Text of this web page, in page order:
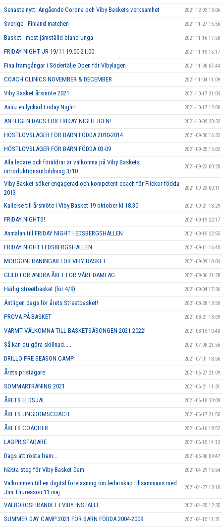
Senaste nytt: Angående Corona och Viby Baskets verksamhet 2021-12-03 13:06
Sverige - Finland matchen 2021-11-27 15:56
Basket - mest jämställd bland unga 2021-11-16 17:50
FRIDAY NIGHT JR 19/11 19.00-21.00 2021-11-15 15:17
Fina framgångar i Södertälje Open för Vibylagen 2021-11-08 07:44
COACH CLINICS NOVEMBER & DECEMBER 2021-11-04 11:09
Viby Basket årsmöte 2021 2021-10-17 21:04
Ännu en lyckad Friday Night! 2021-10-17 12:00
ÄNTLIGEN DAGS FÖR FRIDAY NIGHT IGEN! 2021-10-09 20:32
HÖSTLOVSLÄGER FÖR BARN FÖDDA 2010-2014 2021-09-30 16:32
HÖSTLOVSLÄGER FÖR BARN FÖDDA 03-09 2021-09-25 15:02
Alla ledare och föräldrar är välkomna på Viby Baskets
introduktionsutbildning 3/10
2021-09-23 00:20
Viby Basket söker engagerad och kompetent coach för Flickor födda
2013
2021-09-23 00:11
Kallelse till årsmöte i Viby Basket 19 oktober kl 18.30 2021-09-21 13:29
FRIDAY NIGHTS! 2021-09-19 22:17
Anmälan till FRIDAY NIGHT I EDSBERGSHALLEN 2021-09-15 22:55
FRIDAY NIGHT I EDSBERGSHALLEN 2021-09-11 16:40
MORGONTRÄNINGAR FÖR VIBY BASKET 2021-09-09 10:04
GULD FÖR ANDRA ÅRET FÖR VÅRT DAMLAG 2021-09-06 21:28
Härlig streetbasket (lör 4/9) 2021-09-04 17:36
Äntligen dags för årets Streetbasket! 2021-08-28 13:50
PROVA PÅ BASKET 2021-08-21 13:09
VARMT VÄLKOMNA TILL BASKETSÄSONGEN 2021-2022! 2021-08-15 10:40
Så kan du göra skillnad..... 2021-07-08 21:56
DRILLO PRE SEASON CAMP 2021-07-01 18:56
Årets pristagare 2021-06-27 21:09
SOMMARTRÄNING 2021 2021-06-21 11:31
ÅRETS ELDSJÄL 2021-06-18 20:09
ÅRETS UNGDOMSCOACH 2021-06-17 21:50
ÅRETS COACHER 2021-06-16 18:52
LAGPRISTAGARE 2021-06-15 14:13
Dags att rösta fram... 2021-05-06 09:47
Nästa steg för Viby Basket Dam 2021-04-29 16:54
Välkommen till en digital föreläsning om ledarskap tillsammans med
Jim Thuresson 11 maj
2021-04-27 13:10
VALBORGSFIRANDET I VIBY INSTÄLLT 2021-04-25 12:35
SUMMER DAY CAMP 2021 FÖR BARN FÖDDA 2004-2009 2021-04-15 11:31